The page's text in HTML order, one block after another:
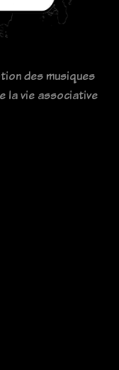
des musiques
la vie associative